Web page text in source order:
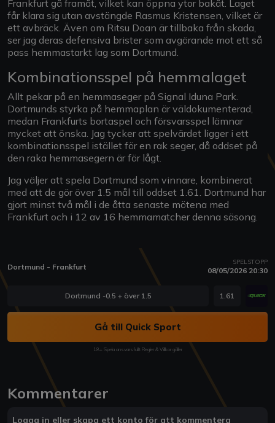
Frankfurt gå framåt, vilket kan öppna ytor bakåt. Laget
får klara sig utan avstängde Rasmus Kristensen, vilket är
ett avbräck. Även om Ritsu Doan är tillbaka från skada,
ser jag deras defensiva brister som avgörande mot ett så
pass hemmastarkt lag som Dortmund.
Kombinationsspel på hemmalaget
Allt pekar på en hemmaseger på Signal Iduna Park.
Dortmunds styrka på hemmaplan är väldokumenterad,
medan Frankfurts bortaspel och försvarsspel lämnar
mycket att önska. Jag tycker att spelvärdet ligger i ett
kombinationsspel istället för en rak seger, då oddset på
den raka hemmasegern är för lågt.
Jag väljer att spela Dortmund som vinnare, kombinerat
med att de gör över 1.5 mål till oddset 1.61. Dortmund har
gjort minst två mål i de åtta senaste mötena med
Frankfurt och i 12 av 16 hemmamatcher denna säsong.
Dortmund - Frankfurt SPELSTOPP
08/05/2026 20:30
Dortmund -0.5 + över 1.5 1.61
Gå till Quick Sport
18+ Spela ansvarsfullt Regler & Villkor gäller
Kommentarer
Logga in eller skapa ett konto för att kommentera